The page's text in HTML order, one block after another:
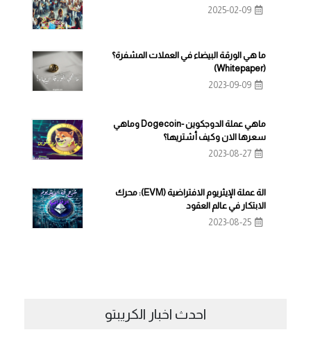
2025-02-09
ما هي الورقة البيضاء في العملات المشفرة؟
(Whitepaper)
2023-09-09
ماهي عملة الدوجكوين -Dogecoin وماهي
سعرها الان وكيف أشتريها؟
2023-08-27
الة عملة الإيثريوم الافتراضية (EVM): محرك
الابتكار في عالم العقود
2023-08-25
احدث اخبار الكريبتو